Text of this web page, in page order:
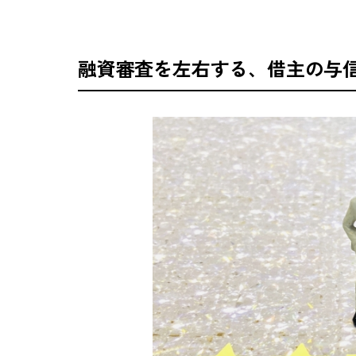
融資審査を左右する、借主の与